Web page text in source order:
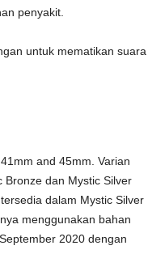
penyakit.
untuk mematikan suara
and 45mm. Varian
Bronze dan Mystic Silver
dalam Mystic Silver
menggunakan bahan
2020 dengan